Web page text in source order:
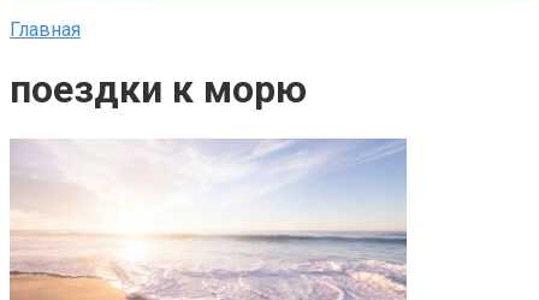
Главная
поездки к морю